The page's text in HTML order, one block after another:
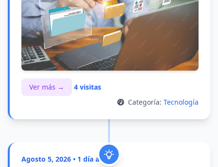
Ver más →
4 visitas
Categoría: Tecnología
Agosto 5, 2026 • 1 día atrás